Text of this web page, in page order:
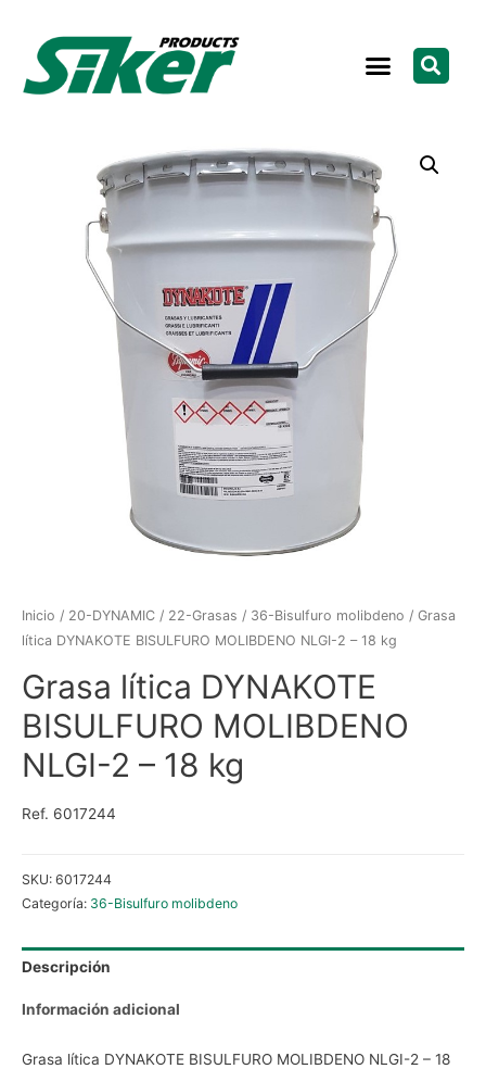
Inicio / 20-DYNAMIC / 22-Grasas / 36-Bisulfuro molibdeno / Grasa
lítica DYNAKOTE BISULFURO MOLIBDENO NLGI-2 – 18 kg
Grasa lítica DYNAKOTE
BISULFURO MOLIBDENO
NLGI-2 – 18 kg
Ref. 6017244
SKU: 6017244
Categoría: 36-Bisulfuro molibdeno
Descripción
Información adicional
Grasa lítica DYNAKOTE BISULFURO MOLIBDENO NLGI-2 – 18